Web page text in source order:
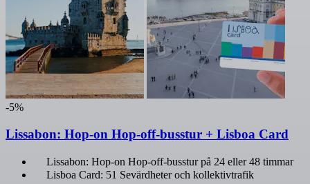
-5%
Lissabon: Hop-on Hop-off-busstur + Lisboa Card
Lissabon: Hop-on Hop-off-busstur på 24 eller 48 timmar
Lisboa Card: 51 Sevärdheter och kollektivtrafik